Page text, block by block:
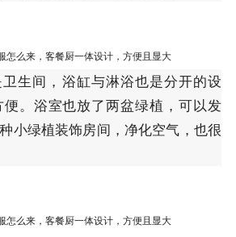
怎么来，客餐厨一体设计，方便且显大
生间，浴缸与淋浴也是分开的设
。浴室也放了两盆绿植，可以发
小绿植装饰房间，净化空气，也很
怎么来，客餐厨一体设计，方便且显大